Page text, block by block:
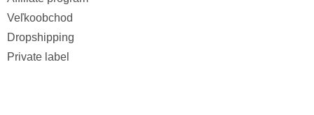
Veľkoobchod
Dropshipping
Private label